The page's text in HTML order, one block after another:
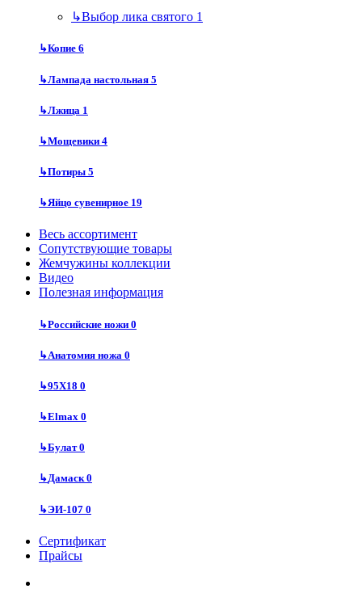
↳Выбор лика святого 1
↳Копие 6
↳Лампада настольная 5
↳Лжица 1
↳Мощевики 4
↳Потиры 5
↳Яйцо сувенирное 19
Весь ассортимент
Сопутствующие товары
Жемчужины коллекции
Видео
Полезная информация
↳Российские ножи 0
↳Анатомия ножа 0
↳95Х18 0
↳Elmax 0
↳Булат0
↳Дамаск0
↳ЭИ-107 0
Сертификат
Прайсы